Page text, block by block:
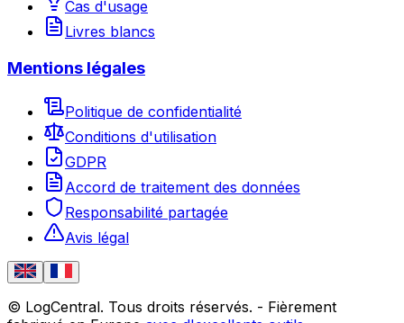
Cas d'usage
Livres blancs
Mentions légales
Politique de confidentialité
Conditions d'utilisation
GDPR
Accord de traitement des données
Responsabilité partagée
Avis légal
© LogCentral. Tous droits réservés. - Fièrement